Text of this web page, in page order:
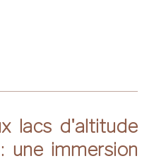
lacs d'altitude
une immersion